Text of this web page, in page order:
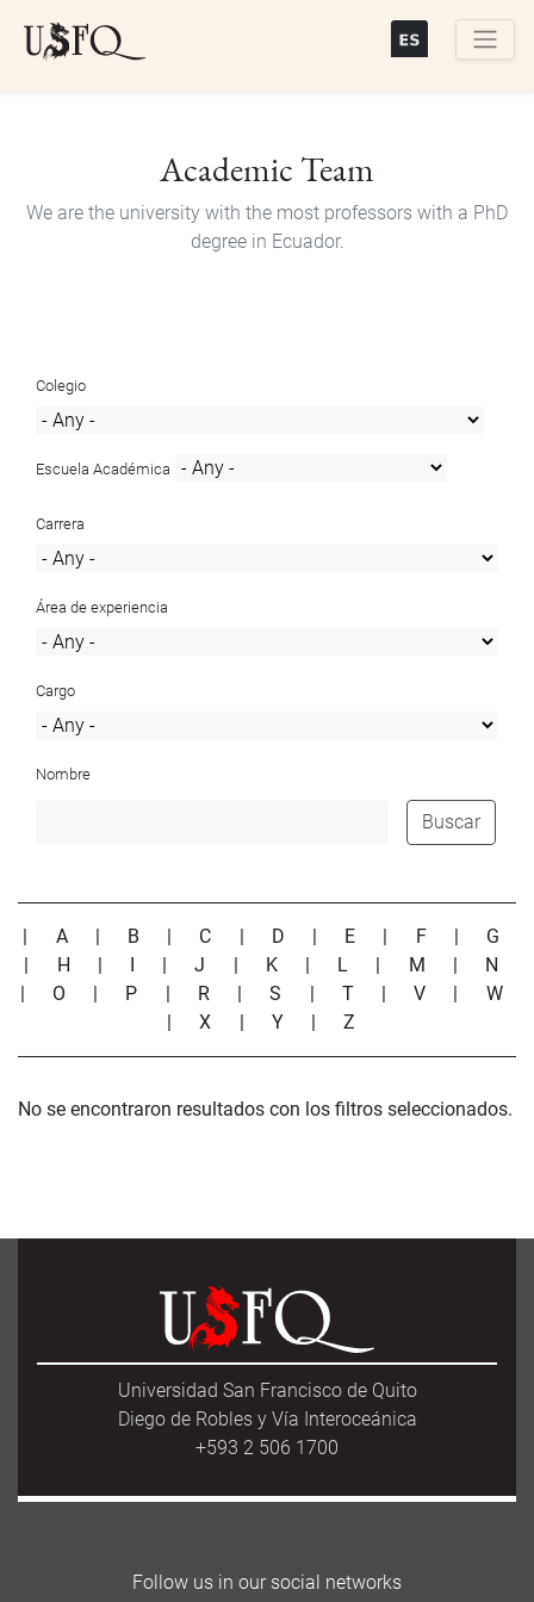
Academic Team
We are the university with the most professors with a PhD
degree in Ecuador.
Colegio
Escuela Académica
Carrera
Área de experiencia
Cargo
Nombre
Buscar
| A | B | C | D | E | F | G
| H | I |J | K | L | M | N
| O | P | R |S | T |V | W
|X | Y |Z
No se encontraron resultados con los filtros seleccionados.
Universidad San Francisco de Quito
Diego de Robles y Vía Interoceánica
+593 2 506 1700
Follow us in our social networks